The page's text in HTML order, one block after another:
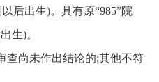
后出生)。具有原“985”院
生)。
查尚未作出结论的;其他不符